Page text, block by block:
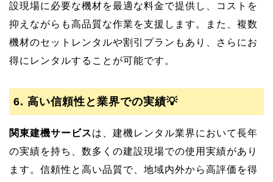
設現場に必要な機材を最適な料金で提供し、コストを
抑えながらも高品質な作業を支援します。また、複数
機材のセットレンタルや割引プランもあり、さらにお
得にレンタルすることが可能です。
6. 高い信頼性と業界での実績💡
関東建機サービスは、建機レンタル業界において長年
の実績を持ち、数多くの建設現場での使用実績があり
ます。信頼性と高い品質で、地域内外から高評価を得